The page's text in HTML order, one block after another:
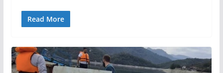
o
k
Read More